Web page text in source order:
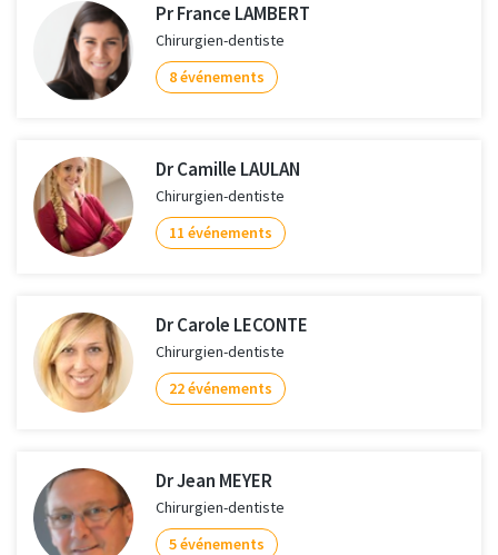
Pr France LAMBERT
Chirurgien-dentiste
8 événements
Dr Camille LAULAN
Chirurgien-dentiste
11 événements
Dr Carole LECONTE
Chirurgien-dentiste
22 événements
Dr Jean MEYER
Chirurgien-dentiste
5 événements